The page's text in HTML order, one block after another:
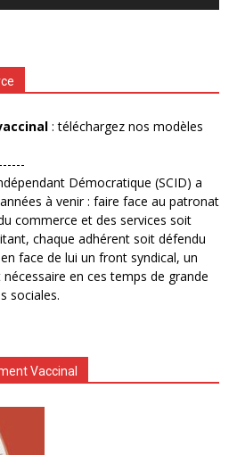
: téléchargez nos modèles
Démocratique (SCID) a
à venir : faire face au patronat
commerce et des services soit
chaque adhérent soit défendu
face de lui un front syndical, un
en ces temps de grande
sociales.
Vaccinal